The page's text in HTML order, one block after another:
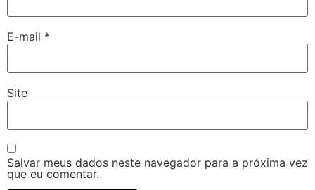
E-mail *
Site
Salvar meus dados neste navegador para a próxima vez
que eu comentar.